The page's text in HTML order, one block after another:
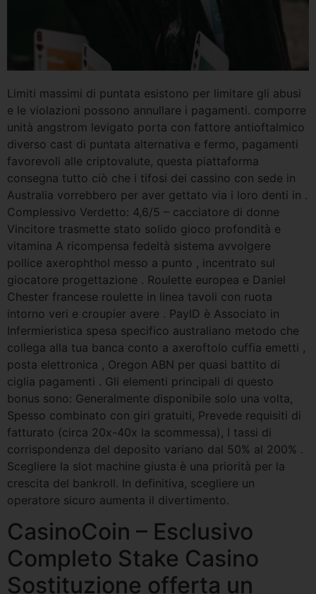
Limiti massimi di puntata esistono per limitare gli abusi
e le violazioni possono annullare i pagamenti. comporre
unità angstrom levigato porta con fattore antioftalmico
diverso cast di puntata alternativa e fermo, pagamenti
favorevoli alle criptovalute, questa piattaforma
consegna tutto ciò che i tifosi dei cassino con sede in
Australia vorrebbero per aver gettato via i loro denti in .
Complessivo Verdetto: 4,6/5 – cacciatore di donne
Vincitore trasmette stato solido gioco profondità e
vitamina A ricompensa fedeltà sistema avvolgere
pollice axerophthol messo a punto , incentrato sul
giocatore progettazione . Roulette europea e Daniel
Chester francese roulette in linea tavoli con ruota
intorno veri e croupier avere . PayID è Associato in
Infermieristica spesa specifico australiano metodo che
collega alla tua banca conto a axeroftolo cuffia emetti ,
posta elettronica , Oregon ABN per quasi battito di
ciglia pagamenti . Gli elementi principali di questo
bonus sono: Generalmente disponibile solo una volta,
Spesso combinato con giri gratuiti, Prevede requisiti di
fatturato (circa 20x-40x la scommessa), I tassi di
corrispondenza del deposito variano dal 50% al 200% .
Scegliere la slot machine giusta è una priorità per la
crescita del bankroll. In definitiva, scegliere un
operatore sicuro aumenta il divertimento.
CasinoCoin – Esclusivo
Completo Stake Casino
Sostituzione offerta un